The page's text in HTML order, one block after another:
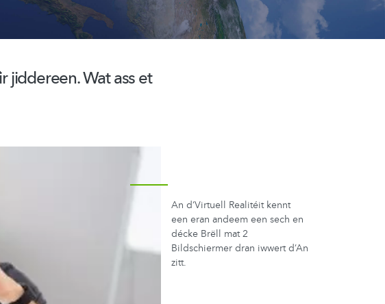
jiddereen. Wat ass et
An d‘Virtuell Realitéit kennt
een eran andeem een sech en
décke Brëll mat 2
Bildschiermer dran iwwert d’An
zitt.